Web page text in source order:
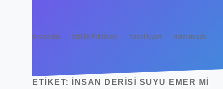
Anasayfa Gizlilik Politikası Yasal Uyarı Hakkımızda
ETIKET: İNSAN DERISI SUYU EMER MI